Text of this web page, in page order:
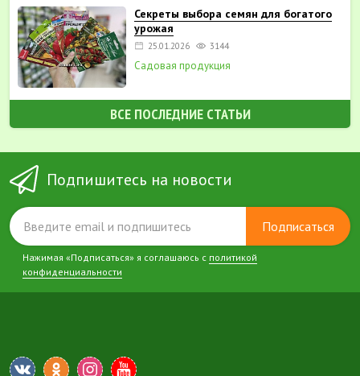
Секреты выбора семян для богатого
урожая
25.01.2026 3144
Садовая продукция
ВСЕ ПОСЛЕДНИЕ СТАТЬИ
Подпишитесь на новости
Подписаться
Нажимая «Подписаться» я соглашаюсь с политикой
конфиденциальности